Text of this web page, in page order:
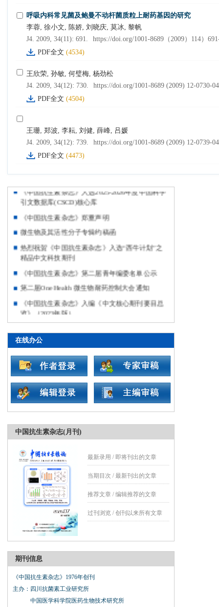
呼吸内科常见菌及鲍曼不动杆菌质粒上耐药基因的研究
李蓉, 徐小文, 陈娇, 刘晓庆, 莫冰, 黎帆
J4. 2009, 34(11): 691.
https://doi.org/1001-8689（2009）114）
PDF全文 (4534)
王欣荣, 孙敏, 何璧梅, 杨劲松
J4. 2009, 34(12): 730.
https://doi.org/1001-8689 (2009) 12-0730-04
PDF全文 (4504)
王珊, 郑波, 李耘, 刘健, 薛峰, 吕媛
J4. 2009, 34(12): 739.
https://doi.org/1001-8689 (2009) 12-0739-04
PDF全文 (4473)
《中国抗生素杂志》入选2025-2026年度中国科学
引文数据库(CSCD)核心库
微生物及其活性分子专辑约稿函
精品中文科技期刊
第二届One Health 微生物耐药控制大会通知
《中国抗生素杂志》入编《中文核心期刊要目总
览》（2023年版）
特殊生态环境微生物及次级代谢产物专刊约稿函
2019抗生素临床应用于研发学术研讨会暨青年学
术论坛邀请函
第十三届全国抗生素学术会议第三轮正式通知
在线办公
中国抗生素杂志(月刊)
最新录用 / 即将刊出的文章
当期目次 / 最新刊出的文章
推荐文章 / 编辑推荐的文章
过刊浏览 / 创刊以来所有文章
期刊信息
《中国抗生素杂志》1976年创刊
主办：四川抗菌素工业研究所
中国医学科学院医药生物技术研究所